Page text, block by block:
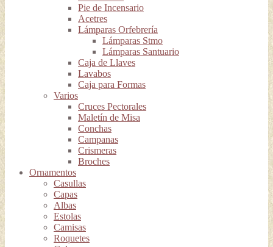
Pie de Incensario
Acetres
Lámparas Orfebrería
Lámparas Stmo
Lámparas Santuario
Caja de Llaves
Lavabos
Caja para Formas
Varios
Cruces Pectorales
Maletín de Misa
Conchas
Campanas
Crismeras
Broches
Ornamentos
Casullas
Capas
Albas
Estolas
Camisas
Roquetes